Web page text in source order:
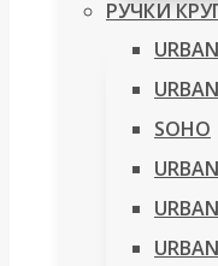
РУЧКИ
SOHO